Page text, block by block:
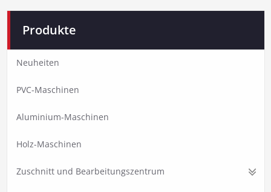
Produkte
Neuheiten
PVC-Maschinen
Aluminium-Maschinen
Holz-Maschinen
Zuschnitt und Bearbeitungszentrum